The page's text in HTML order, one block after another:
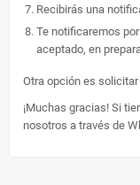
Recibirás una
Te notificaremos
aceptado, en
Otra opción es
¡Muchas gracias! Si
nosotros a través de